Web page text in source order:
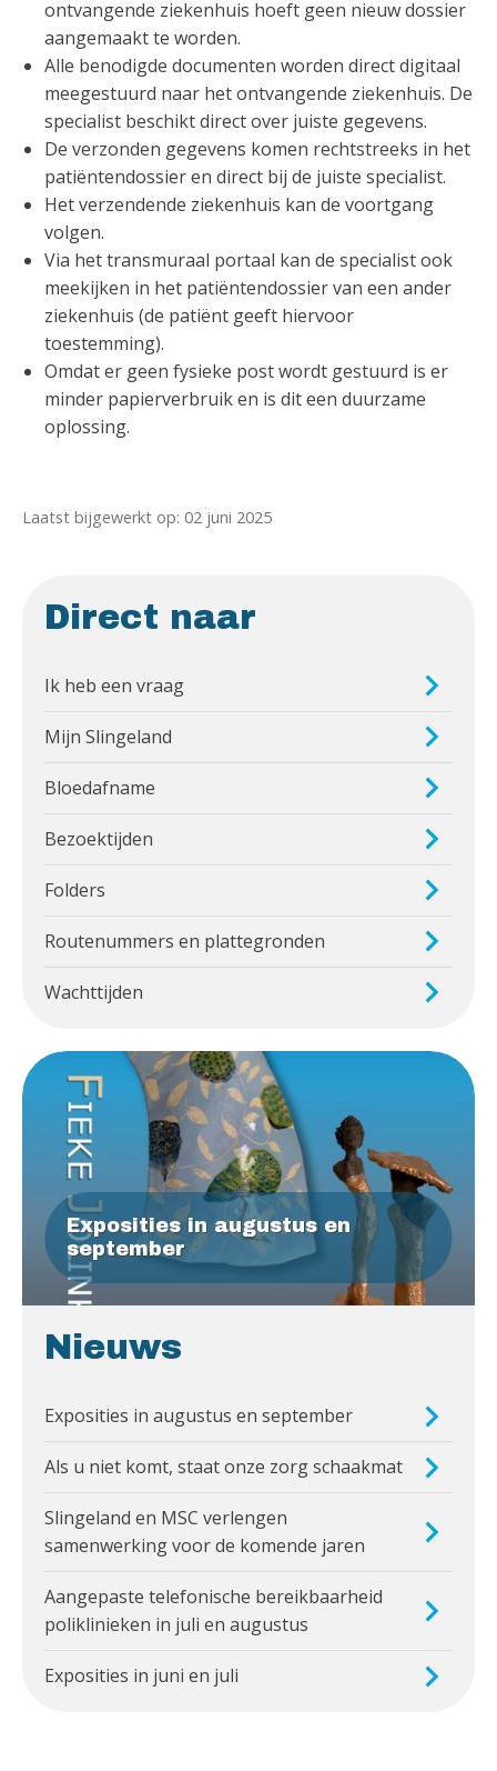
ontvangende ziekenhuis hoeft geen nieuw dossier
aangemaakt te worden.
Alle benodigde documenten worden direct digitaal
meegestuurd naar het ontvangende ziekenhuis. De
specialist beschikt direct over juiste gegevens.
De verzonden gegevens komen rechtstreeks in het
patiëntendossier en direct bij de juiste specialist.
Het verzendende ziekenhuis kan de voortgang
volgen.
Via het transmuraal portaal kan de specialist ook
meekijken in het patiëntendossier van een ander
ziekenhuis (de patiënt geeft hiervoor
toestemming).
Omdat er geen fysieke post wordt gestuurd is er
minder papierverbruik en is dit een duurzame
oplossing.
Laatst bijgewerkt op: 02 juni 2025
Direct naar
Ik heb een vraag
Mijn Slingeland
Bloedafname
Bezoektijden
Folders
Routenummers en plattegronden
Wachttijden
Exposities in augustus en
september
Nieuws
Exposities in augustus en september
Als u niet komt, staat onze zorg schaakmat
Slingeland en MSC verlengen
samenwerking voor de komende jaren
Aangepaste telefonische bereikbaarheid
poliklinieken in juli en augustus
Exposities in juni en juli